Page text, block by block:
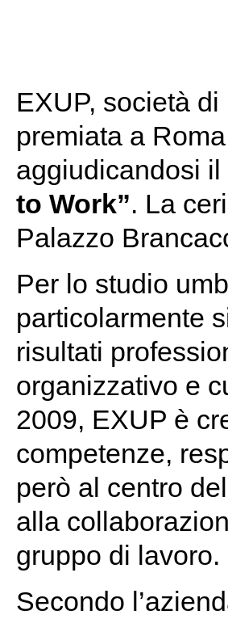
EXUP, società
premiata a
aggiudicandosi
to Work”. La
Palazzo
Per lo studio
particolarmente
risultati
organizzativo e
2009, EXUP è
competenze,
però al centro
alla
gruppo di lavoro.
Secondo